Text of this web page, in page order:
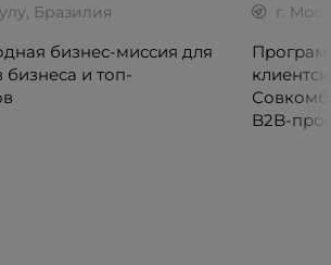
Бразилия
бизнес-миссия для
бизнеса и топ-
г.
B2B-